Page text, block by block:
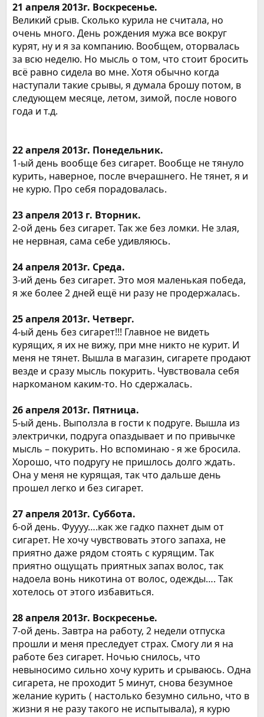
21 апреля 2013г. Воскресенье.
Великий срыв. Сколько курила не считала, но
очень много. День рождения мужа все вокруг
курят, ну и я за компанию. Вообщем, оторвалась
за всю неделю. Но мысль о том, что стоит бросить
всё равно сидела во мне. Хотя обычно когда
наступали такие срывы, я думала брошу потом, в
следующем месяце, летом, зимой, после нового
года и т.д.
22 апреля 2013г. Понедельник.
1-ый день вообще без сигарет. Вообще не тянуло
курить, наверное, после вчерашнего. Не тянет, я и
не курю. Про себя порадовалась.
23 апреля 2013 г. Вторник.
2-ой день без сигарет. Так же без ломки. Не злая,
не нервная, сама себе удивляюсь.
24 апреля 2013г. Среда.
3-ий день без сигарет. Это моя маленькая победа,
я же более 2 дней ещё ни разу не продержалась.
25 апреля 2013г. Четверг.
4-ый день без сигарет!!! Главное не видеть
курящих, я их не вижу, при мне никто не курит. И
меня не тянет. Вышла в магазин, сигарете продают
везде и сразу мысль покурить. Чувствовала себя
наркоманом каким-то. Но сдержалась.
26 апреля 2013г. Пятница.
5-ый день. Выползла в гости к подруге. Вышла из
электрички, подруга опаздывает и по привычке
мысль – покурить. Но вспоминаю - я же бросила.
Хорошо, что подругу не пришлось долго ждать.
Она у меня не курящая, так что дальше день
прошел легко и без сигарет.
27 апреля 2013г. Суббота.
6-ой день. Фуууу….как же гадко пахнет дым от
сигарет. Не хочу чувствовать этого запаха, не
приятно даже рядом стоять с курящим. Так
приятно ощущать приятных запах волос, так
надоела вонь никотина от волос, одежды…. Так
хотелось от этого избавиться.
28 апреля 2013г. Воскресенье.
7-ой день. Завтра на работу, 2 недели отпуска
прошли и меня преследует страх. Смогу ли я на
работе без сигарет. Ночью снилось, что
невыносимо сильно хочу курить и срываюсь. Одна
сигарета, не проходит 5 минут, снова безумное
желание курить ( настолько безумно сильно, что в
жизни я не разу такого не испытывала), я курю